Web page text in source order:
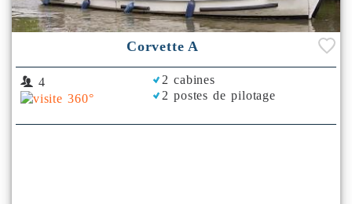
Corvette A
4
2 cabines
2 postes de pilotage